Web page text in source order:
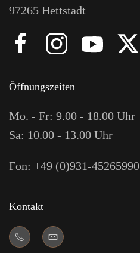
97265 Hettstadt
Öffnungszeiten
Mo. - Fr: 9.00 - 18.00 Uhr
Sa: 10.00 - 13.00 Uhr
Fon: +49 (0)931-45265990
Kontakt